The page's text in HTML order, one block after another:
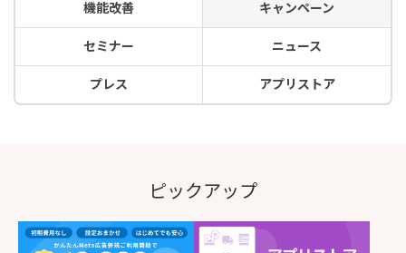
機能改善 キャンペーン
セミナー ニュース
プレス アプリストア
ピックアップ